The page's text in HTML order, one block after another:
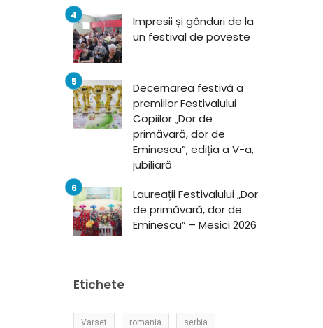
Impresii și gânduri de la
un festival de poveste
Decernarea festivă a
premiilor Festivalului
Copiilor „Dor de
primăvară, dor de
Eminescu”, ediția a V-a,
jubiliară
Laureații Festivalului „Dor
de primăvară, dor de
Eminescu” – Mesici 2026
Etichete
Varset romania serbia